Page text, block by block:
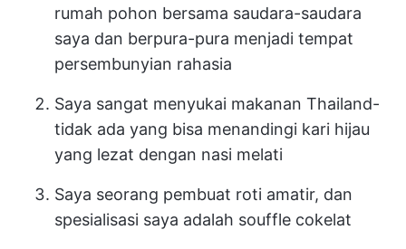
rumah pohon bersama saudara-saudara
saya dan berpura-pura menjadi tempat
persembunyian rahasia
Saya sangat menyukai makanan Thailand-
tidak ada yang bisa menandingi kari hijau
yang lezat dengan nasi melati
Saya seorang pembuat roti amatir, dan
spesialisasi saya adalah souffle cokelat